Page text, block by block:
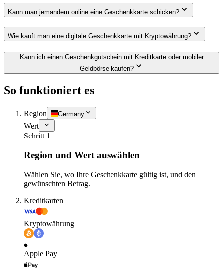
Kann man jemandem online eine Geschenkkarte schicken?
Wie kauft man eine digitale Geschenkkarte mit Kryptowährung?
Kann ich einen Geschenkgutschein mit Kreditkarte oder mobiler
Geldbörse kaufen?
So funktioniert es
Region Germany
Wert
Schritt 1
Region und Wert auswählen
Wählen Sie, wo Ihre Geschenkkarte gültig ist, und den
gewünschten Betrag.
Kreditkarten
Kryptowährung
Apple Pay